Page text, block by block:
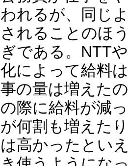
われるが、同じ
されることのほ
ぎである。NTT
化によって給料
事の量は増えた
の際に給料が減
が何割も増えた
は高かったとい